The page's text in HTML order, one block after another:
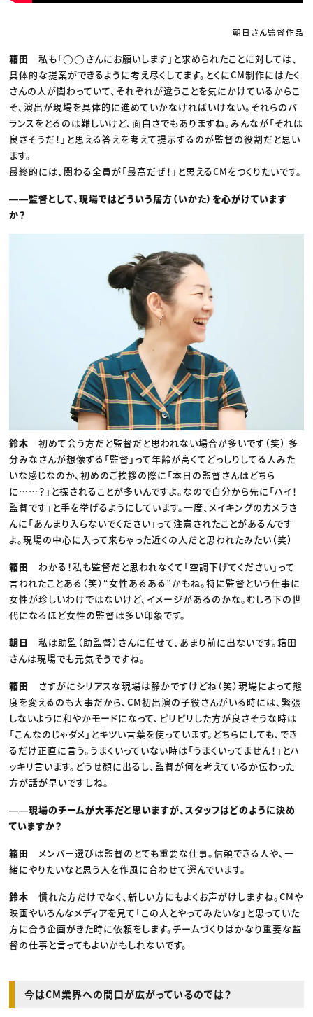
朝日さん監督作品
箱田
私も「◯◯さんにお願いします」と求められたことに対しては、
具体的な提案ができるように考え尽くしてます。とくにCM制作にはたく
さんの人が関わっていて、それぞれが違うことを気にかけているからこ
そ、演出が現場を具体的に進めていかなければいけない。それらのバ
ランスをとるのは難しいけど、面白さでもありますね。みんなが「それは
良さそうだ！」と思える答えを考えて提示するのが監督の役割だと思い
ます。
最終的には、関わる全員が「最高だぜ！」と思えるCMをつくりたいです。
――監督として、現場ではどういう居方（いかた）を心がけています
か？
鈴木 初めて会う方だと監督だと思われない場合が多いです（笑） 多
分みなさんが想像する「監督」って年齢が高くてどっしりしてる人みた
いな感じなのか、初めのご挨拶の際に「本日の監督さんはどちら
に……？」と探されることが多いんですよ。なので自分から先に「ハイ！
監督です」と手を挙げるようにしています。一度、メイキングのカメラさ
んに「あんまり入らないでください」って注意されたことがあるんです
よ。現場の中心に入って来ちゃった近くの人だと思われたみたい（笑）
箱田
わかる！私も監督だと思われなくて「空調下げてください」って
言われたことある（笑）“女性あるある”かもね。特に監督という仕事に
女性が珍しいわけではないけど、イメージがあるのかな。むしろ下の世
代になるほど女性の監督は多い印象です。
朝日
私は助監（助監督）さんに任せて、あまり前に出ないです。箱田
さんは現場でも元気そうですね。
箱田
さすがにシリアスな現場は静かですけどね（笑）現場によって態
度を変えるのも大事だから、CM初出演の子役さんがいる時には、緊張
しないように和やかモードになって、ピリピリした方が良さそうな時は
「こんなのじゃダメ」とキツい言葉を使っています。どちらにしても、でき
るだけ正直に言う。うまくいっていない時は「うまくいってません！」とハ
ッキリ言います。どうせ顔に出るし、監督が何を考えているか伝わった
方が話が早いですしね。
――現場のチームが大事だと思いますが、スタッフはどのように決め
ていますか？
箱田
メンバー選びは監督のとても重要な仕事。信頼できる人や、一
緒にやりたいなと思う人を作風に合わせて選んでいます。
鈴木 慣れた方だけでなく、新しい方にもよくお声がけしますね。CMや
映画やいろんなメディアを見て「この人とやってみたいな」と思っていた
方に合う企画がきた時に依頼をします。チームづくりはかなり重要な監
督の仕事と言ってもよいかもしれないです。
今はCM業界への間口が広がっているのでは？